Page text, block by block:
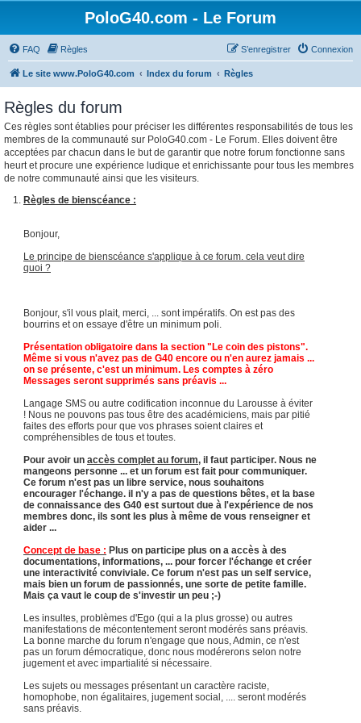
PoloG40.com - Le Forum
FAQ Règles Connexion
S’enregistrer
Le site www.PoloG40.com Index du forum Règles
Règles du forum
Ces règles sont établies pour préciser les différentes responsabilités de tous les
membres de la communauté sur PoloG40.com - Le Forum. Elles doivent être
acceptées par chacun dans le but de garantir que notre forum fonctionne sans
heurt et procure une expérience ludique et enrichissante pour tous les membres
de notre communauté ainsi que les visiteurs.
Règles de bienscéance :
Bonjour,
Le principe de bienscéance s'applique à ce forum. cela veut dire
quoi ?
Bonjour, s'il vous plait, merci, ... sont impératifs. On est pas des
bourrins et on essaye d'être un minimum poli.
Présentation obligatoire dans la section "Le coin des pistons".
Même si vous n'avez pas de G40 encore ou n'en aurez jamais ...
on se présente, c'est un minimum. Les comptes à zéro
Messages seront supprimés sans préavis ...
Langage SMS ou autre codification inconnue du Larousse à éviter
! Nous ne pouvons pas tous être des académiciens, mais par pitié
faites des efforts pour que vos phrases soient claires et
compréhensibles de tous et toutes.
Pour avoir un accès complet au forum, il faut participer. Nous ne
mangeons personne ... et un forum est fait pour communiquer.
Ce forum n'est pas un libre service, nous souhaitons
encourager l'échange. il n'y a pas de questions bêtes, et la base
de connaissance des G40 est surtout due à l'expérience de nos
membres donc, ils sont les plus à même de vous renseigner et
aider ...
Concept de base : Plus on participe plus on a accès à des
documentations, informations, ... pour forcer l'échange et créer
une interactivité conviviale. Ce forum n'est pas un self service,
mais bien un forum de passionnés, une sorte de petite famille.
Mais ça vaut le coup de s'investir un peu ;-)
Les insultes, problèmes d'Ego (qui a la plus grosse) ou autres
manifestations de mécontentement seront modérés sans préavis.
La bonne marche du forum n'engage que nous, Admin, ce n'est
pas un forum démocratique, donc nous modérerons selon notre
jugement et avec impartialité si nécessaire.
Les sujets ou messages présentant un caractère raciste,
homophobe, non égalitaires, jugement social, .... seront modérés
sans préavis.